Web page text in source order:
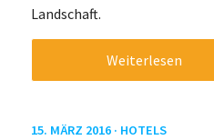
Landschaft.
Weiterlesen
15. MÄRZ 2016 · HOTELS